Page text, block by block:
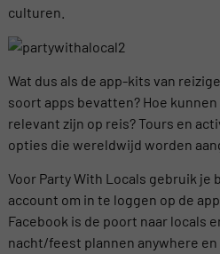
culturen.
Wat dus als de app-kits van
soort apps bevatten? Hoe
relevant zijn op reis? Tours en
opties die wereldwijd worden
Voor Party With Locals gebruik je
account om in te loggen op de
Facebook is de poort naar locals
nacht/feest plannen anywhere